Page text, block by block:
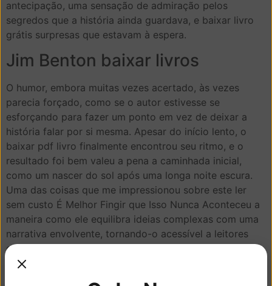
antecipação, uma sensação de admiração pelos
segredos que a história ainda guardava, e baixar livro
grátis surpresas que estavam à espera.
Jim Benton baixar livros
O humor, embora muitas vezes acertado, às vezes
parecia forçado, como se o autor estivesse se
esforçando para fazer um ponto em vez de deixar a
história falar por si mesma. Apesar do início lento, o
baixar pdf livro finalmente encontrou seu ritmo, e o
resultado foi bem valeu a pena a caminhada inicial,
como um nascer do sol após uma longa noite escura.
Uma das coisas que me impressionou sobre este ler
sem custo É Melhor Fingir que Isso Nunca Aconteceu a
maneira como ele equilibra ideias complexas com uma
narrativa envolvente, tornando-o acessível a leitores
que podem não estar familiarizados com a ficção
científica. De muitas maneiras, este livro parece uma